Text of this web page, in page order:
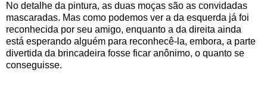
No detalhe da pintura, as duas moças são as convidadas
mascaradas. Mas como podemos ver a da esquerda já foi
reconhecida por seu amigo, enquanto a da direita ainda
está esperando alguém para reconhecê-la, embora, a parte
divertida da brincadeira fosse ficar anônimo, o quanto se
conseguisse.